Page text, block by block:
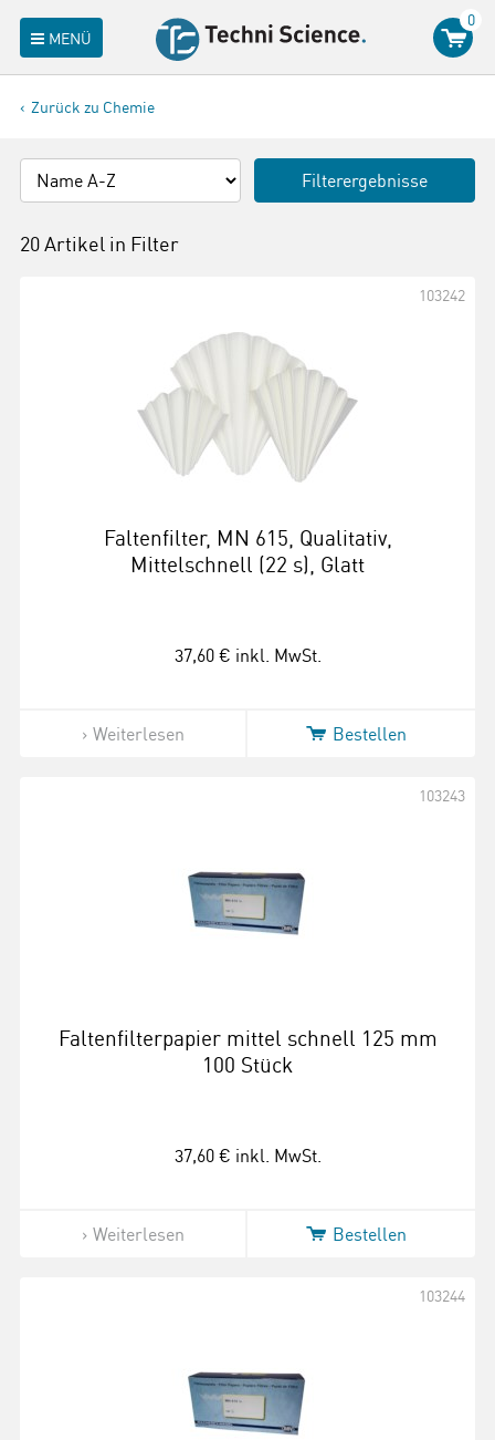
MENÜ
0
Zurück zu Chemie
Filterergebnisse
20 Artikel in Filter
Faltenfilter, MN 615, Qualitativ,
Mittelschnell (22 s), Glatt
103242
37,60 € inkl. MwSt.
Weiterlesen Bestellen
Faltenfilterpapier mittel schnell 125 mm
100 Stück
103243
37,60 € inkl. MwSt.
Weiterlesen Bestellen
103244